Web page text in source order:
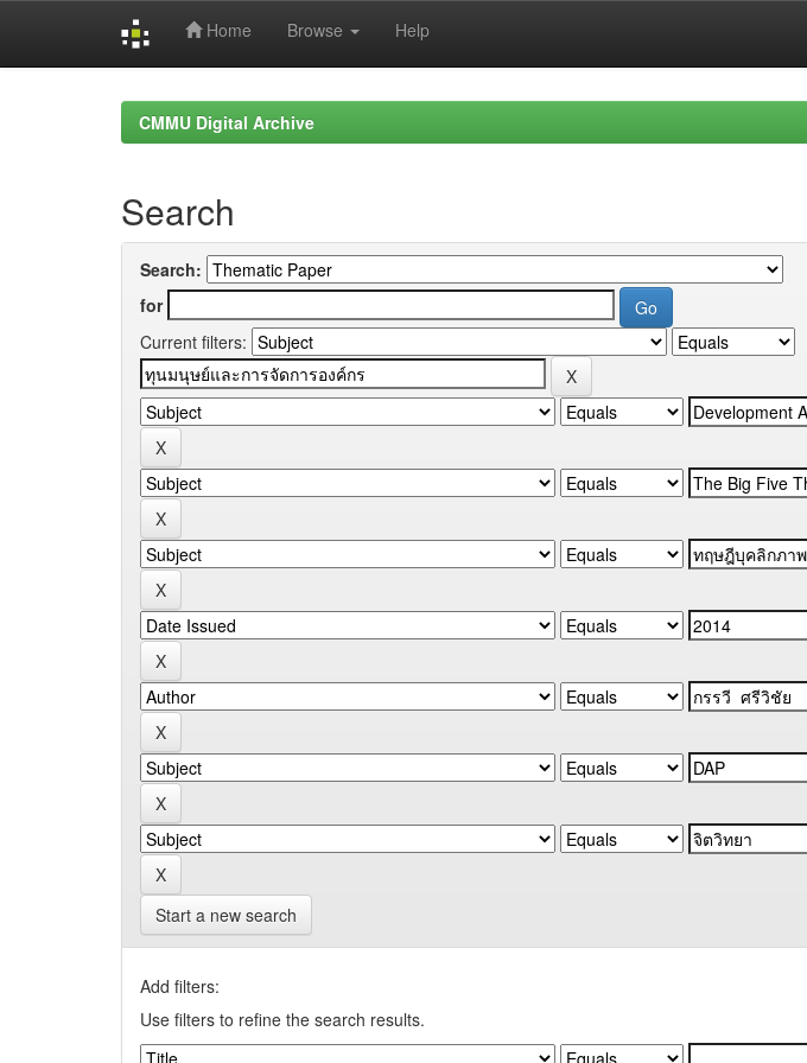
Home Browse Help
CMMU Digital Archive
Search
Search:
for
Current filters:
Start a new search
Add filters:
Use filters to refine the search results.